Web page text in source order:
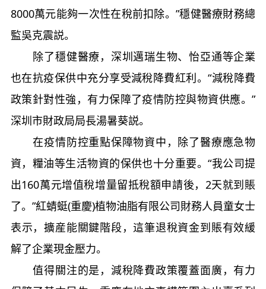
8000萬元能夠一次性在稅前扣除。”穩健醫療財務總
監吳克震説。
除了穩健醫療，深圳邁瑞生物、怡亞通等企業
也在抗疫保供中充分享受減稅降費紅利。“減稅降費
政策針對性強，有力保障了疫情防控與物資供應。”
深圳市財政局局長湯暑葵説。
在疫情防控重點保障物資中，除了醫療應急物
資，糧油等生活物資的保供也十分重要。“我公司提
出160萬元增值稅增量留抵稅額申請後，2天就到賬
了。”紅蜻蜓(重慶)植物油脂有限公司財務人員童女士
表示，擴産能關鍵階段，這筆退稅資金到賬有效緩
解了企業現金壓力。
值得關注的是，減稅降費政策覆蓋面廣，有力